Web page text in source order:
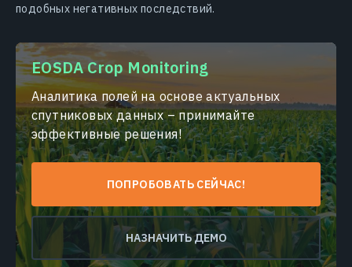
подобных негативных последствий.
EOSDA Crop Monitoring
Аналитика полей на основе актуальных
спутниковых данных – принимайте
эффективные решения!
ПОПРОБОВАТЬ СЕЙЧАС!
НАЗНАЧИТЬ ДЕМО